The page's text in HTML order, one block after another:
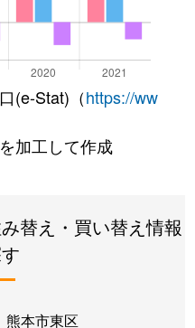
(e-Stat)（https://ww
加工して作成
替え・買い替え情報
熊本市東区